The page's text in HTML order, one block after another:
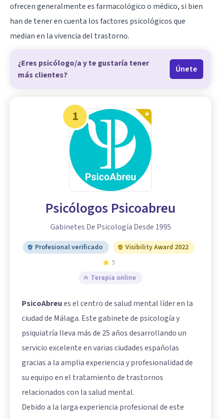
ofrecen generalmente es farmacológico o médico, si bien
han de tener en cuenta los factores psicológicos que
median en la vivencia del trastorno.
¿Eres psicólogo/a y te gustaría tener
más clientes?
Únete
1
Psicólogos Psicoabreu
Gabinetes De Psicología Desde 1995
Profesional verificado
Visibility Award 2022
5
Terapia online
PsicoAbreues el centro de salud mental líder en la
ciudad de Málaga. Este gabinete de psicología y
psiquiatría lleva más de 25 años desarrollando un
servicio excelente en varias ciudades españolas
gracias a la amplia experiencia y profesionalidad de
su equipo en el tratamiento de trastornos
relacionados con la salud mental.
Debido a la larga experiencia profesional de este